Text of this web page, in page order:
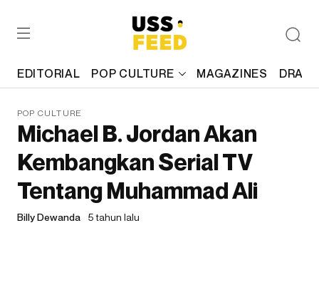
EDITORIAL POP CULTURE MAGAZINES
POP CULTURE
Michael B. Jordan Akan
Kembangkan Serial TV
Tentang Muhammad Ali
Billy Dewanda 5 tahun lalu